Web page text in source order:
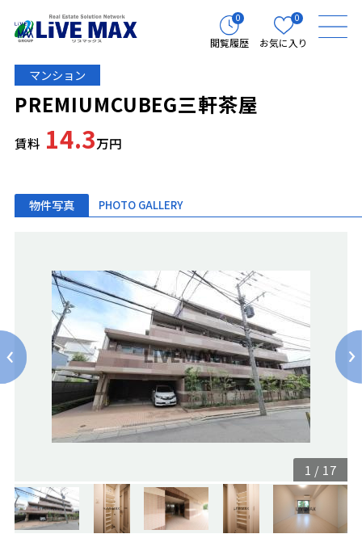
0
閲覧履歴
0
お気に入り
マンション
PREMIUMCUBEG三軒茶屋
賃料 14.3万円
物件写真 PHOTO GALLERY
1 / 17